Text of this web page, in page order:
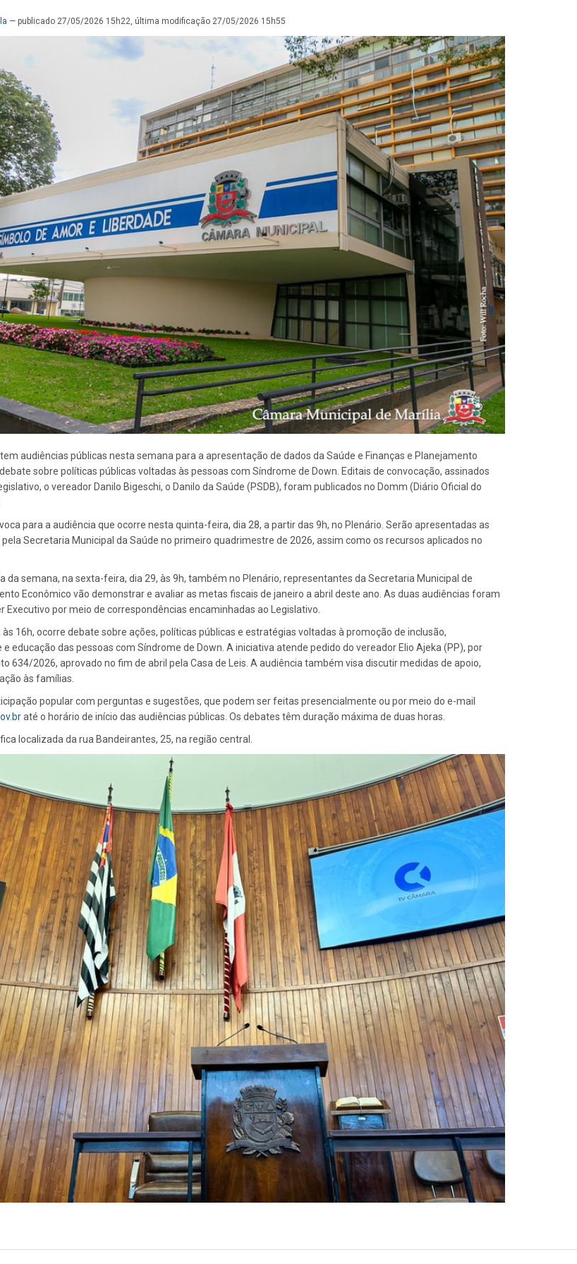
— publicado27/05/2026 15h22, última modificação27/05/2026 15h55
audiências públicas nesta semana para a apresentação de dados da Saúde e Finanças e Planejamento
sobre políticas públicas voltadas às pessoas com Síndrome de Down. Editais de convocação, assinados
o vereador Danilo Bigeschi, o Danilo da Saúde (PSDB), foram publicados no Domm (Diário Oficial do
para a audiência que ocorre nesta quinta-feira, dia 28, a partir das 9h, no Plenário. Serão apresentadas as
Secretaria Municipal da Saúde no primeiro quadrimestre de 2026, assim como os recursos aplicados no
da semana, na sexta-feira, dia 29, às 9h, também no Plenário, representantes da Secretaria Municipal de
Econômico vão demonstrar e avaliar as metas fiscais de janeiro a abril deste ano. As duas audiências foram
Executivo por meio de correspondências encaminhadas ao Legislativo.
16h, ocorre debate sobre ações, políticas públicas e estratégias voltadas à promoção de inclusão,
e educação das pessoas com Síndrome de Down. A iniciativa atende pedido do vereador Elio Ajeka (PP), por
634/2026, aprovado no fim de abril pela Casa de Leis. A audiência também visa discutir medidas de apoio,
às famílias.
popular com perguntas e sugestões, que podem ser feitas presencialmente ou por meio do e-mail
até o horário de início das audiências públicas. Os debates têm duração máxima de duas horas.
localizada da rua Bandeirantes, 25, na região central.